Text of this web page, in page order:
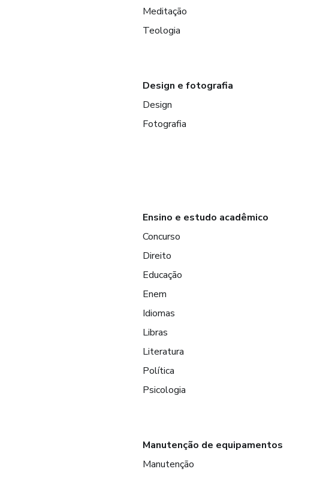
Meditação
Teologia
Design e fotografia
Design
Fotografia
Ensino e estudo acadêmico
Concurso
Direito
Educação
Enem
Idiomas
Libras
Literatura
Política
Psicologia
Manutenção de equipamentos
Manutenção